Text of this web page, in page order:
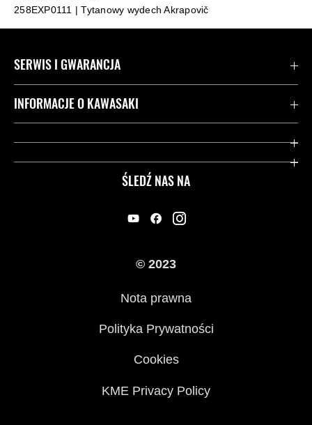
258EXP0111 | Tytanowy wydech Akrapovič
ŚLEDŹ NAS NA
SERWIS I GWARANCJA
Kontakt
Przydatne strony
INFORMACJE O KAWASAKI
Dziedzictwo Kawasaki
© 2023
Nota prawna
Polityka Prywatności
Cookies
KME Privacy Policy